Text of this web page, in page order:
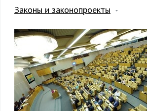
Законы и законопроекты